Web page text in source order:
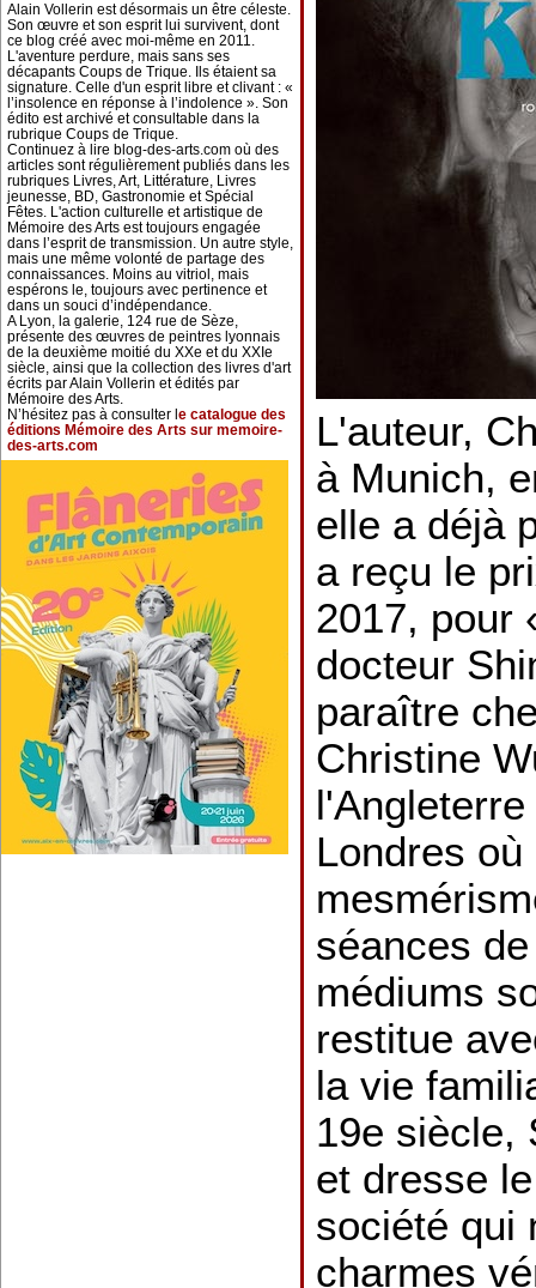
Alain Vollerin est désormais un être céleste.
Son œuvre et son esprit lui survivent, dont
ce blog créé avec moi-même en 2011.
L'aventure perdure, mais sans ses
décapants Coups de Trique. Ils étaient sa
signature. Celle d'un esprit libre et clivant : «
l’insolence en réponse à l’indolence ». Son
édito est archivé et consultable dans la
rubrique Coups de Trique.
Continuez à lire blog-des-arts.com où des
articles sont régulièrement publiés dans les
rubriques Livres, Art, Littérature, Livres
jeunesse, BD, Gastronomie et Spécial
Fêtes. L'action culturelle et artistique de
Mémoire des Arts est toujours engagée
dans l’esprit de transmission. Un autre style,
mais une même volonté de partage des
connaissances. Moins au vitriol, mais
espérons le, toujours avec pertinence et
dans un souci d’indépendance.
A Lyon, la galerie, 124 rue de Sèze,
présente des œuvres de peintres lyonnais
de la deuxième moitié du XXe et du XXIe
siècle, ainsi que la collection des livres d'art
écrits par Alain Vollerin et édités par
Mémoire des Arts.
N’hésitez pas à consulter l e catalogue des
éditions Mémoire des Arts sur memoire-
des-arts.com
L'auteur,
à Munich,
elle a déjà
a reçu le
2017, pour
docteur
paraître
Christine
Londres
séances
médiums
restitue
la vie
19e siècle,
et dresse
société qui
charmes